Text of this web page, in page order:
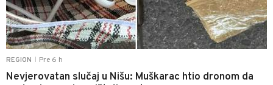
REGION Pre 6 h
Nevjerovatan slučaj u Nišu: Muškarac htio dronom da